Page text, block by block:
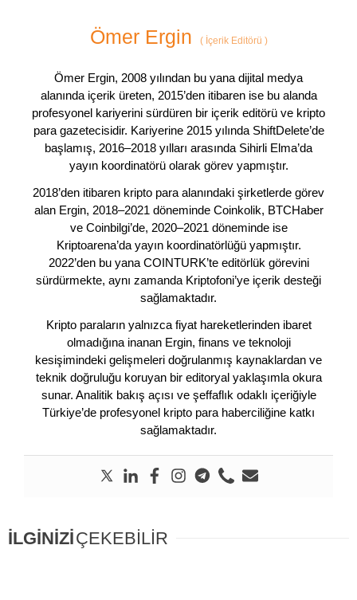
Ömer Ergin (İçerik Editörü )
Ömer Ergin, 2008 yılından bu yana dijital medya
alanında içerik üreten, 2015’den itibaren ise bu alanda
profesyonel kariyerini sürdüren bir içerik editörü ve kripto
para gazetecisidir. Kariyerine 2015 yılında ShiftDelete’de
başlamış, 2016–2018 yılları arasında Sihirli Elma’da
yayın koordinatörü olarak görev yapmıştır.
2018’den itibaren kripto para alanındaki şirketlerde görev
alan Ergin, 2018–2021 döneminde Coinkolik, BTCHaber
ve Coinbilgi’de, 2020–2021 döneminde ise
Kriptoarena’da yayın koordinatörlüğü yapmıştır.
2022’den bu yana COINTURK’te editörlük görevini
sürdürmekte, aynı zamanda Kriptofoni’ye içerik desteği
sağlamaktadır.
Kripto paraların yalnızca fiyat hareketlerinden ibaret
olmadığına inanan Ergin, finans ve teknoloji
kesişimindeki gelişmeleri doğrulanmış kaynaklardan ve
teknik doğruluğu koruyan bir editoryal yaklaşımla okura
sunar. Analitik bakış açısı ve şeffaflık odaklı içeriğiyle
Türkiye’de profesyonel kripto para haberciliğine katkı
sağlamaktadır.
İLGİNİZİÇEKEBİLİR